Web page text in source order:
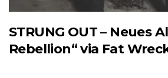
STRUNG OUT – Neues
Rebellion“ via Fat